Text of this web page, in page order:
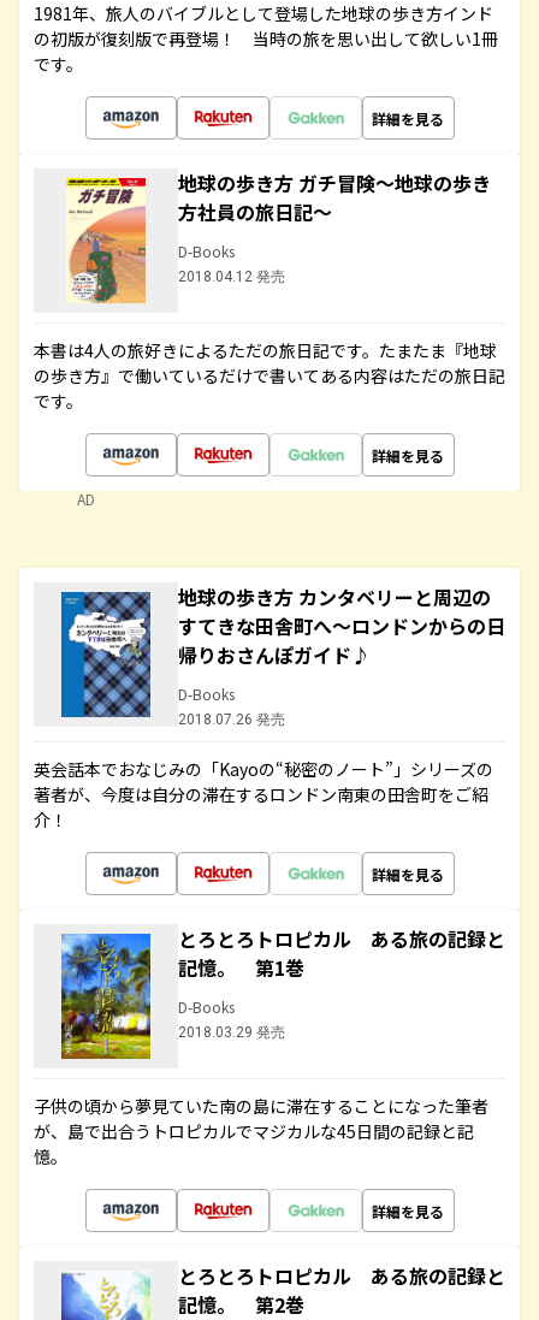
1981年、旅人のバイブルとして登場した地球の歩き方インド
の初版が復刻版で再登場！ 当時の旅を思い出して欲しい1冊
です。
詳細を見る
地球の歩き方 ガチ冒険～地球の歩き
方社員の旅日記～
D-Books
2018.04.12 発売
本書は4人の旅好きによるただの旅日記です。たまたま『地球
の歩き方』で働いているだけで書いてある内容はただの旅日記
です。
詳細を見る
AD
地球の歩き方 カンタベリーと周辺の
すてきな田舎町へ～ロンドンからの日
帰りおさんぽガイド♪
D-Books
2018.07.26 発売
英会話本でおなじみの「Kayoの“秘密のノート”」シリーズの
著者が、今度は自分の滞在するロンドン南東の田舎町をご紹
介！
詳細を見る
とろとろトロピカル ある旅の記録と
記憶。 第1巻
D-Books
2018.03.29 発売
子供の頃から夢見ていた南の島に滞在することになった筆者
が、島で出合うトロピカルでマジカルな45日間の記録と記
憶。
詳細を見る
とろとろトロピカル ある旅の記録と
記憶。 第2巻